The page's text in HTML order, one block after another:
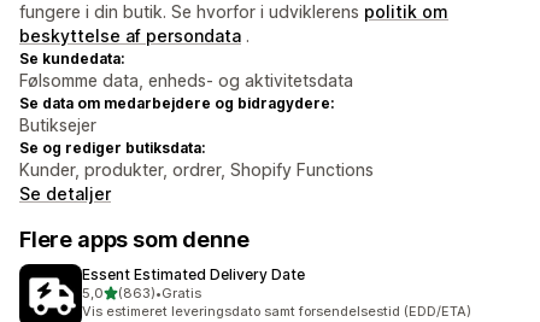
fungere i din butik. Se hvorfor i udviklerens politik om
beskyttelse af persondata .
Se kundedata:
Følsomme data, enheds- og aktivitetsdata
Se data om medarbejdere og bidragydere:
Butiksejer
Se og rediger butiksdata:
Kunder, produkter, ordrer, Shopify Functions
Se detaljer
Flere apps som denne
Essent Estimated Delivery Date
5,0ud af 5 stjerner
(863)
863 anmeldelser i alt
•Gratis
Vis estimeret leveringsdato samt forsendelsestid (EDD/ETA)